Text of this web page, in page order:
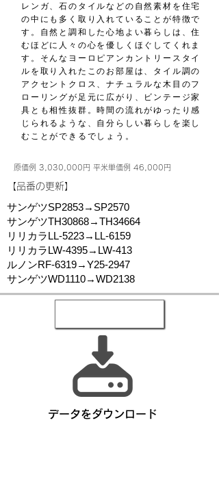
レンガ、石のタイルなどの自然素材を住宅
の中にも多く取り入れていることが特徴で
す。自然と調和した心地よい暮らしは、住
むほどに人々の心を優しくほぐしてくれま
す。そんなヨーロピアンカントリースタイ
ルを取り入れたこのお部屋は、タイル調の
アクセントクロス、ナチュラルな木目のフ
ローリングが足元に広がり、ビンテージ家
具とも相性抜群。時間の流れがゆったり感
じられるような、自分らしい暮らしを楽し
むことができるでしょう。
原価例 3,030,000円 平米単価例 46,000円
​【品番の更新】
サンゲツSP2853→SP2570
サンゲツTH30868→TH34664
リリカラLL-5223→LL-6159
リリカラLW-4395→LW-413
ルノンRF-6319→Y25-2947
サンゲツWD1110→WD2138
​データをダウンロード